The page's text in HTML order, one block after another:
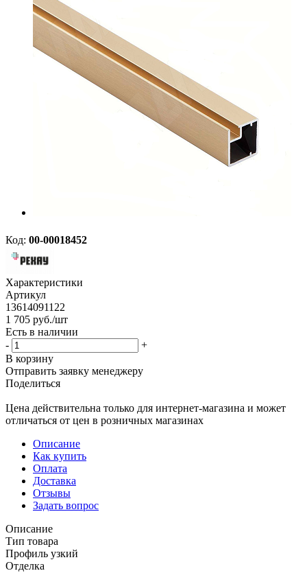
Код: 00-00018452
Характеристики
Артикул
13614091122
1 705 руб./шт
Есть в наличии
-
+
В корзину
Отправить заявку менеджеру
Поделиться
Цена действительна только для интернет-магазина и может
отличаться от цен в розничных магазинах
Описание
Как купить
Оплата
Доставка
Отзывы
Задать вопрос
Описание
Тип товара
Профиль узкий
Отделка